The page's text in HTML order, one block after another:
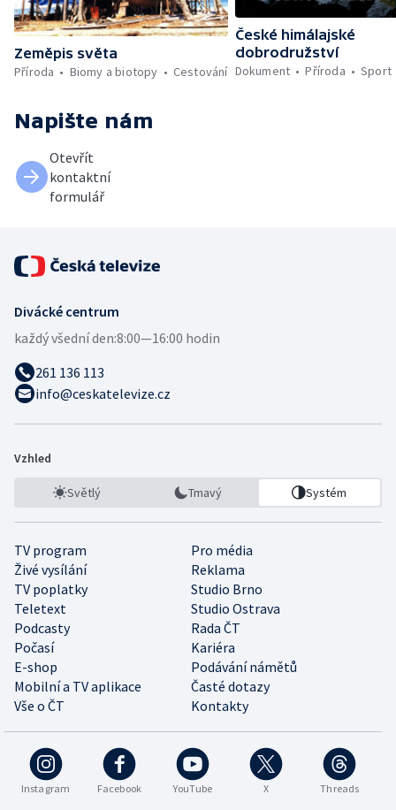
Zeměpis světa
Příroda
Biomy a biotopy Cestování
České himálajské
dobrodružství
Dokument
Příroda Sport
Napište nám
Otevřít
kontaktní
formulář
Divácké centrum
každý všední den:8:00—16:00 hodin
261 136 113
info@ceskatelevize.cz
Vzhled
Světlý Tmavý Systém
TV program
Pro média
Živé vysílání
Reklama
TV poplatky
Studio Brno
Teletext
Studio Ostrava
Podcasty
Rada ČT
Počasí
Kariéra
E-shop
Podávání námětů
Mobilní a TV aplikace
Časté dotazy
Vše o ČT
Kontakty
Instagram Facebook YouTube X Threads